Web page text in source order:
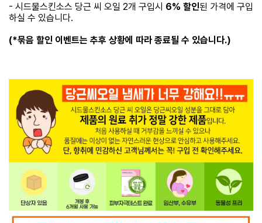
- 시드물스킨소스 당근 씨 오일 2개 구입시 6% 할인된 가격에 구입
하실 수 있습니다.
(*묶음 할인 이벤트는 추후 상황에 따라 종료될 수 있습니다.)